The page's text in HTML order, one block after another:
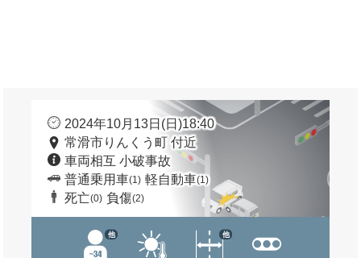
2024年10月13日(日)18:40
常滑市りんくう町 付近
車両相互 小破事故
普通乗用車(1) 軽自動車(1)
死亡(0) 負傷(2)
他 他